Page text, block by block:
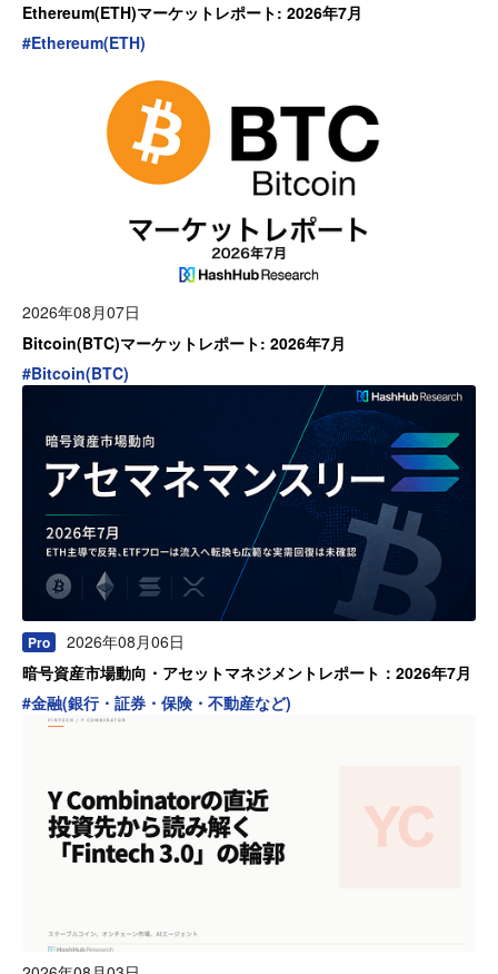
Ethereum(ETH)マーケットレポート: 2026年7月
#Ethereum(ETH)
2026年08月07日
Bitcoin(BTC)マーケットレポート: 2026年7月
#Bitcoin(BTC)
Pro
2026年08月06日
暗号資産市場動向・アセットマネジメントレポート：2026年7月
#金融(銀行・証券・保険・不動産など)